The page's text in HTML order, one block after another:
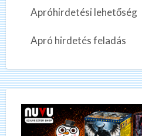
Apróhirdetési lehetőség
Apró hirdetés feladás